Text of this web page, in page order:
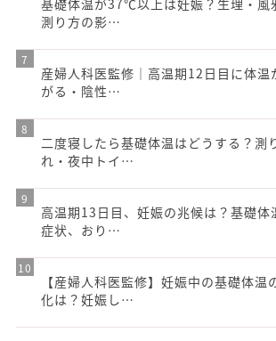
基礎体温が37℃以上は妊娠？生理・風
測り方の影…
産婦人科医監修｜高温期12日目に体温
がる・陰性…
二度寝したら基礎体温はどうする？測
れ・夜中トイ…
高温期13日目、妊娠の兆候は？基礎体
症状、おり…
【産婦人科医監修】妊娠中の基礎体温
化は？妊娠し…